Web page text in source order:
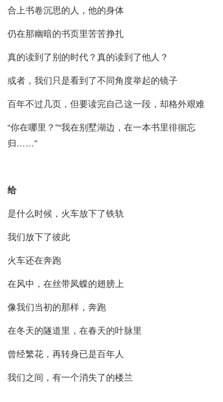
合上书卷沉思的人，他的身体
仍在那幽暗的书页里苦苦挣扎
真的读到了别的时代？真的读到了他人？
或者，我们只是看到了不同角度举起的镜子
百年不过几页，但要读完自己这一段，却格外艰难
“你在哪里？”“我在别墅湖边，在一本书里徘徊忘
归……”
给
是什么时候，火车放下了铁轨
我们放下了彼此
火车还在奔跑
在风中，在丝带凤蝶的翅膀上
像我们当初的那样，奔跑
在冬天的隧道里，在春天的叶脉里
曾经繁花，再转身已是百年人
我们之间，有一个消失了的楼兰